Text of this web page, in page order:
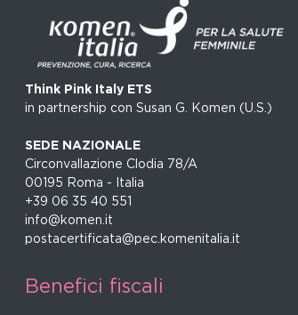
Think Pink Italy ETS
in partnership con Susan G. Komen (U.S.)
SEDE NAZIONALE
Circonvallazione Clodia 78/A
00195 Roma - Italia
+39 06 35 40 551
info@komen.it
postacertificata@pec.komenitalia.it
Benefici fiscali